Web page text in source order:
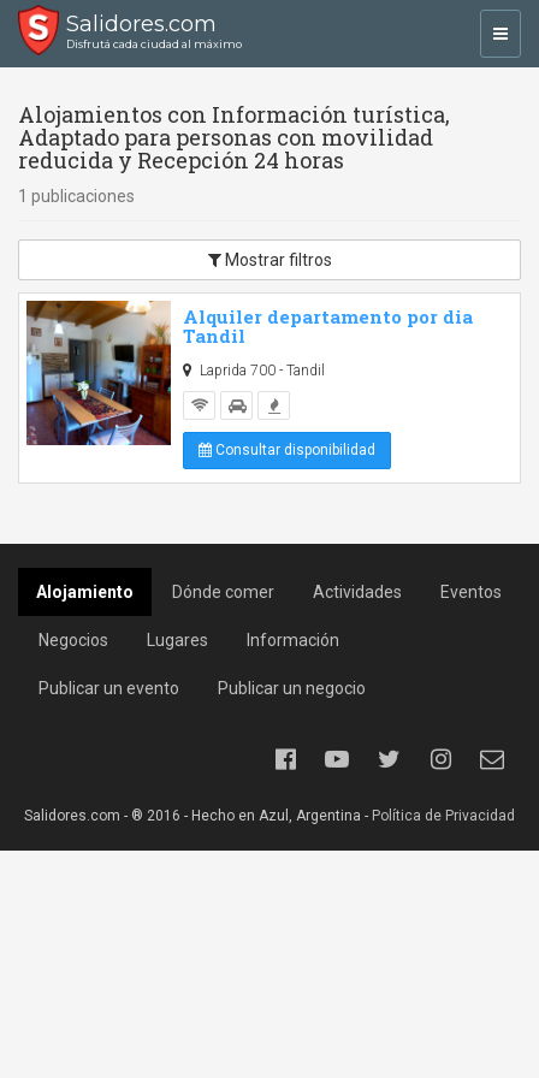
Salidores.com
Disfrutá cada ciudad al máximo
Alojamientos con Información turística,
Adaptado para personas con movilidad
reducida y Recepción 24 horas
1 publicaciones
Mostrar filtros
Alquiler departamento por dia
Tandil
Laprida 700 - Tandil
Consultar disponibilidad
Alojamiento Dónde comer Actividades Eventos
Negocios Lugares Información
Publicar un evento Publicar un negocio
Salidores.com - ® 2016 - Hecho en Azul, Argentina - Política de Privacidad